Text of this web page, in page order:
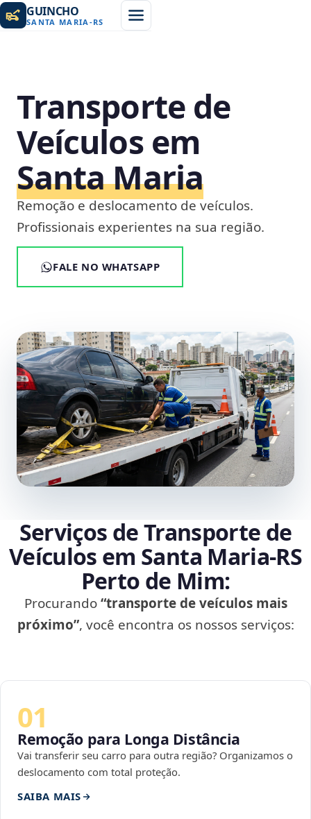
GUINCHO
SANTA MARIA -RS
Transporte de
Veículos em
Santa Maria
Remoção e deslocamento de veículos.
Profissionais experientes na sua região.
FALE NO WHATSAPP
Serviços de Transporte de
Veículos em Santa Maria‑RS
Perto de Mim:
Procurando“transporte de veículos mais
próximo”, você encontra os nossos serviços:
01
Remoção para Longa Distância
Vai transferir seu carro para outra região? Organizamos o
deslocamento com total proteção.
SAIBA MAIS